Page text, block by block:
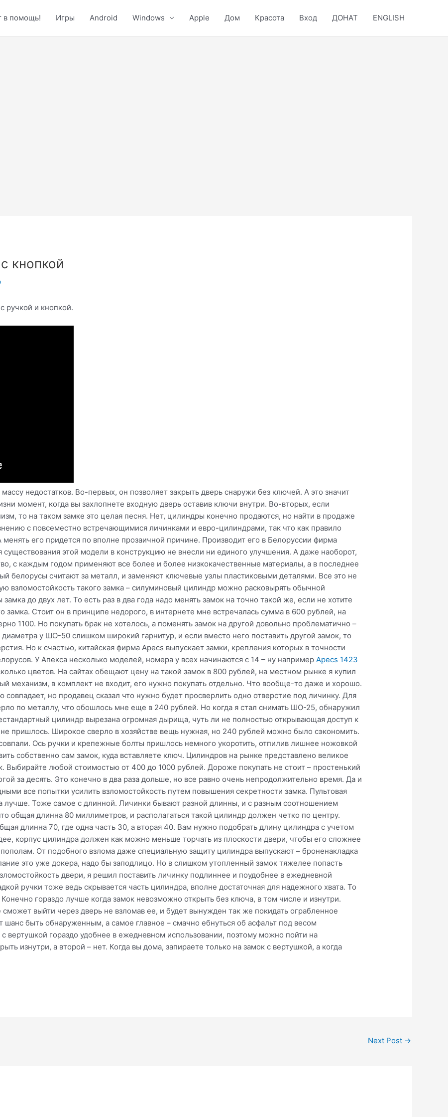
в помощь! Игры Android Windows Apple Дом Красота Вход ДОНАТ ENGLISH
кнопкой
ручкой и кнопкой.
недостатков. Во-первых, он позволяет закрыть дверь снаружи без ключей. А это значит
момент, когда вы захлопнете входную дверь оставив ключи внутри. Во-вторых, если
то на таком замке это целая песня. Нет, цилиндры конечно продаются, но найти в продаже
с повсеместно встречающимися личинками и евро-цилиндрами, так что как правило
его придется по вполне прозаичной причине. Производит его в Белоруссии фирма
существования этой модели в конструкцию не внесли ни единого улучшения. А даже наоборот,
с каждым годом применяют все более и более низкокачественные материалы, а в последнее
белорусы считают за металл, и заменяют ключевые узлы пластиковыми деталями. Все это не
взломостойкость такого замка – силуминовый цилиндр можно расковырять обычной
до двух лет. То есть раз в два года надо менять замок на точно такой же, если не хотите
замка. Стоит он в принципе недорого, в интернете мне встречалась сумма в 600 рублей, на
1100. Но покупать брак не хотелось, а поменять замок на другой довольно проблематично –
у ШО-50 слишком широкий гарнитур, и если вместо него поставить другой замок, то
Но к счастью, китайская фирма Apecs выпускает замки, крепления которых в точности
У Апекса несколько моделей, номера у всех начинаются с 14 – ну напримерApecs 1423
цветов. На сайтах обещают цену на такой замок в 800 рублей, на местном рынке я купил
механизм, в комплект не входит, его нужно покупать отдельно. Что вообще-то даже и хорошо.
но продавец сказал что нужно будет просверлить одно отверстие под личинку. Для
по металлу, что обошлось мне еще в 240 рублей. Но когда я стал снимать ШО-25, обнаружил
цилиндр вырезана огромная дырища, чуть ли не полностью открывающая доступ к
не пришлось. Широкое сверло в хозяйстве вещь нужная, но 240 рублей можно было сэкономить.
Ось ручки и крепежные болты пришлось немного укоротить, отпилив лишнее ножовкой
собственно сам замок, куда вставляете ключ. Цилиндров на рынке представлено великое
Выбирайте любой стоимостью от 400 до 1000 рублей. Дороже покупать не стоит – простенький
за десять. Это конечно в два раза дольше, но все равно очень непродолжительно время. Да и
все попытки усилить взломостойкость путем повышения секретности замка. Пультовая
лучше. Тоже самое с длинной. Личинки бывают разной длинны, и с разным соотношением
общая длинна 80 миллиметров, и располагаться такой цилиндр должен четко по центру.
длинна 70, где одна часть 30, а вторая 40. Вам нужно подобрать длину цилиндра с учетом
корпус цилиндра должен как можно меньше торчать из плоскости двери, чтобы его сложнее
От подобного взлома даже специальную защиту цилиндра выпускают – броненакладка
это уже докера, надо бы заподлицо. Но в слишком утопленный замок тяжелее попасть
двери, я решил поставить личинку подлиннее и поудобнее в ежедневной
ручки тоже ведь скрывается часть цилиндра, вполне достаточная для надежного хвата. То
гораздо лучше когда замок невозможно открыть без ключа, в том числе и изнутри.
выйти через дверь не взломав ее, и будет вынужден так же покидать ограбленное
быть обнаруженным, а самое главное – смачно ебнуться об асфальт под весом
с вертушкой гораздо удобнее в ежедневном использовании, поэтому можно пойти на
изнутри, а второй – нет. Когда вы дома, запираете только на замок с вертушкой, а когда
Next Post →